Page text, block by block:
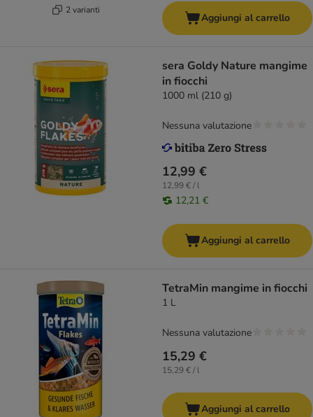
2 varianti
Aggiungi al carrello
sera Goldy Nature mangime
in fiocchi
1000 ml (210 g)
12,99 €
12,99 € / l
12,21 €
Nessuna valutazione
Aggiungi al carrello
TetraMin mangime in fiocchi
1 L
15,29 €
15,29 € / l
Nessuna valutazione
Aggiungi al carrello